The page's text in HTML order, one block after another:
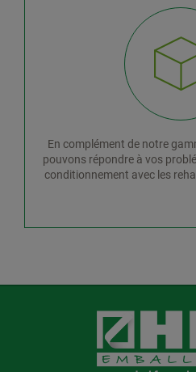
En complément de notre
pouvons répondre à vos
conditionnement avec les